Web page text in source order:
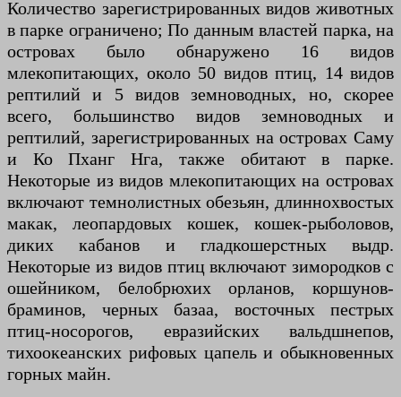
Количество зарегистрированных видов животных
в парке ограничено; По данным властей парка, на
островах было обнаружено 16 видов
млекопитающих, около 50 видов птиц, 14 видов
рептилий и 5 видов земноводных, но, скорее
всего, большинство видов земноводных и
рептилий, зарегистрированных на островах Саму
и Ко Пханг Нга, также обитают в парке.
Некоторые из видов млекопитающих на островах
включают темнолистных обезьян, длиннохвостых
макак, леопардовых кошек, кошек-рыболовов,
диких кабанов и гладкошерстных выдр.
Некоторые из видов птиц включают зимородков с
ошейником, белобрюхих орланов, коршунов-
браминов, черных базаа, восточных пестрых
птиц-носорогов, евразийских вальдшнепов,
тихоокеанских рифовых цапель и обыкновенных
горных майн.